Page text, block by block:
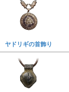
ヤドリギの首飾り